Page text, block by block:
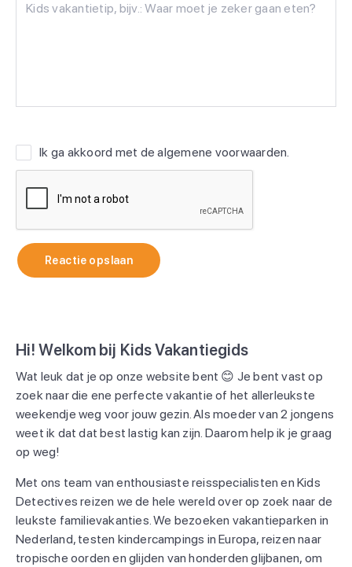
Ik ga akkoord met dealgemene voorwaarden.
Reactie opslaan
Hi! Welkom bij Kids Vakantiegids
Wat leuk dat je op onze website bent 😊 Je bent vast op
zoek naar die ene perfecte vakantie of het allerleukste
weekendje weg voor jouw gezin. Als moeder van 2 jongens
weet ik dat dat best lastig kan zijn. Daarom help ik je graag
op weg!
Met ons team van enthousiaste reisspecialisten en Kids
Detectives reizen we de hele wereld over op zoek naar de
leukste familievakanties. We bezoeken vakantieparken in
Nederland, testen kindercampings in Europa, reizen naar
tropische oorden en glijden van honderden glijbanen, om